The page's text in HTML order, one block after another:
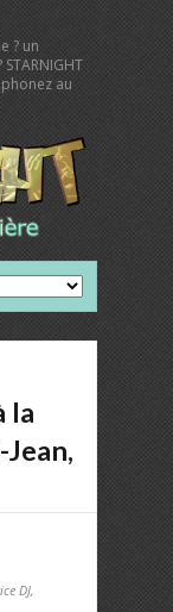
? un
au
la
DJ,